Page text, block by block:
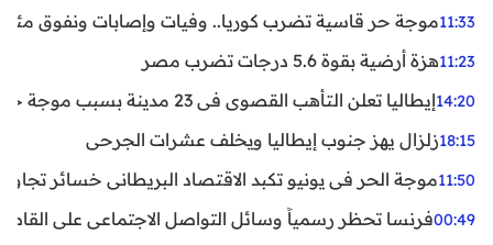
11:33موجة حر قاسية تضرب كوريا.. وفيات وإصابات ونفوق مئات
11:23هزة أرضية بقوة 5.6 درجات تضرب مصر
14:20إيطاليا تعلن التأهب القصوى في 23 مدينة بسبب موجة حر شديدة
18:15زلزال يهز جنوب إيطاليا ويخلف عشرات الجرحى
11:50موجة الحر في يونيو تكبد الاقتصاد البريطاني خسائر تجاوزت 1.5 مليار
00:49فرنسا تحظر رسمياً وسائل التواصل الاجتماعي على القاصرين